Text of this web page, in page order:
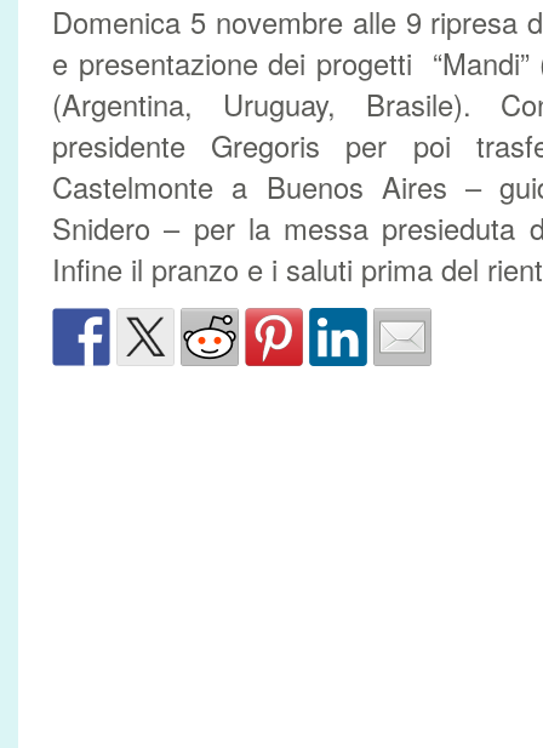
Domenica 5 novembre alle 9 ripresa
e presentazione dei progetti “Mandi”
(Argentina, Uruguay, Brasile).
presidente Gregoris per poi
Castelmonte a Buenos Aires –
Snidero – per la messa presieduta
Infine il pranzo e i saluti prima del